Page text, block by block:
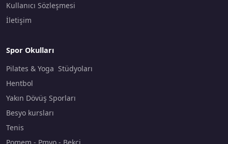
Kullanıcı Sözleşmesi
İletişim
Spor Okulları
Pilates & Yoga Stüdyoları
Hentbol
Yakın Dövüş Sporları
Besyo kursları
Tenis